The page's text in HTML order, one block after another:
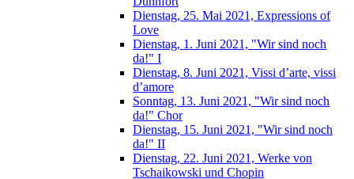
Dienstag, 25. Mai 2021, Expressions of
Love
Dienstag, 1. Juni 2021, "Wir sind noch
da!" I
Dienstag, 8. Juni 2021, Vissi d’arte, vissi
d’amore
Sonntag, 13. Juni 2021, "Wir sind noch
da!" Chor
Dienstag, 15. Juni 2021, "Wir sind noch
da!" II
Dienstag, 22. Juni 2021, Werke von
Tschaikowski und Chopin